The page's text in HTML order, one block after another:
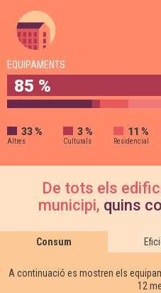
EQUIPAMENTS
85 %
33 %
Altres
3 %
Culturals
11 %
Residencial
De tots els
municipi, quins
Consum
A continuació es mostren els
12